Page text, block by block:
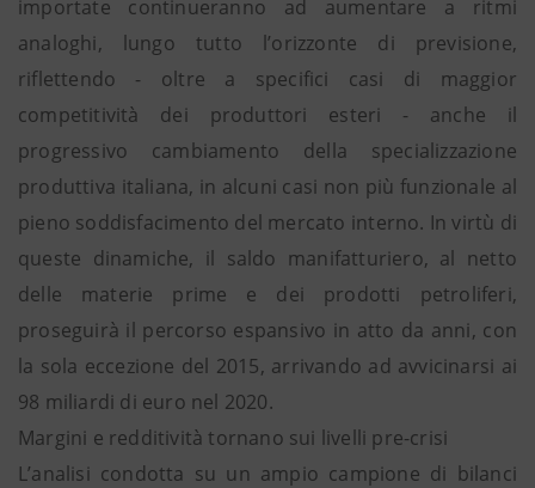
importate continueranno ad aumentare a ritmi
analoghi, lungo tutto l’orizzonte di previsione,
riflettendo - oltre a specifici casi di maggior
competitività dei produttori esteri - anche il
progressivo cambiamento della specializzazione
produttiva italiana, in alcuni casi non più funzionale al
pieno soddisfacimento del mercato interno. In virtù di
queste dinamiche, il saldo manifatturiero, al netto
delle materie prime e dei prodotti petroliferi,
proseguirà il percorso espansivo in atto da anni, con
la sola eccezione del 2015, arrivando ad avvicinarsi ai
98 miliardi di euro nel 2020.
Margini e redditività tornano sui livelli pre-crisi
L’analisi condotta su un ampio campione di bilanci